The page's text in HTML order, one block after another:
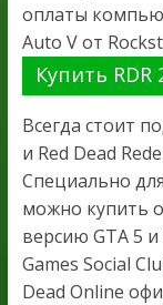
оплаты
Auto V от
Купить RDR
Всегда стоит
и Red Dead
Специально
можно купить
версию GTA 5
Games Social
Dead Online